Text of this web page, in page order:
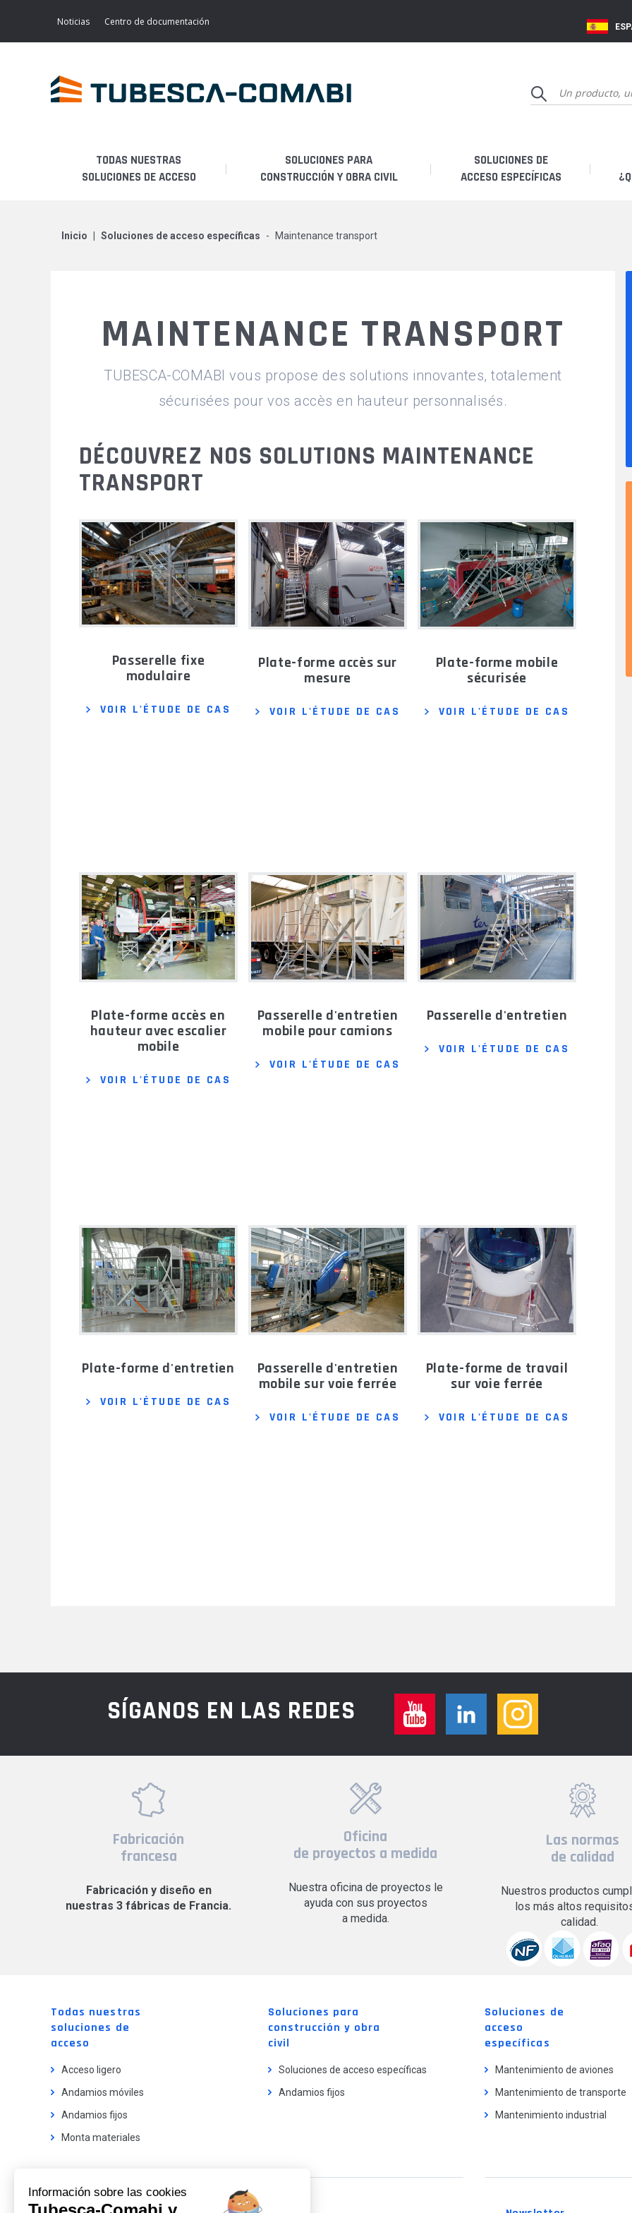
Noticias Centro de documentación
TODAS NUESTRAS
SOLUCIONES DE ACCESO
ACCESO LIGERO
MONTA MATERIALES
SOLUCIONES PARA
CONSTRUCCIÓN Y OBRA CIVIL
ANDAMIOS FIJOS
SOLUCIONES DE
ACCESO ESPECÍFICAS
transporte
inicio soluciones de acceso específicas maintenance transport
MAINTENANCE TRANSPORT
TUBESCA-COMABI vous propose des solutions innovantes, totalement
sécurisées pour vos accès en hauteur personnalisés.
DÉCOUVREZ NOS SOLUTIONS MAINTENANCE
TRANSPORT
passerelle fixe
modulaire
VOIR L'ÉTUDE DE CAS
plate-forme accès sur
mesure
VOIR L'ÉTUDE DE CAS
plate-forme mobile
sécurisée
VOIR L'ÉTUDE DE CAS
plate-forme accès en
hauteur avec escalier
mobile
VOIR L'ÉTUDE DE CAS
passerelle d'entretien
mobile pour camions
VOIR L'ÉTUDE DE CAS
passerelle d'entretien
VOIR L'ÉTUDE DE CAS
plate-forme d'entretien
VOIR L'ÉTUDE DE CAS
passerelle d'entretien
mobile sur voie ferrée
VOIR L'ÉTUDE DE CAS
plate-forme de travail
sur voie ferrée
VOIR L'ÉTUDE DE CAS
SÍGANOS EN LAS REDES
Fabricación
francesa
Fabricación y diseño en
nuestras 3 fábricas de Francia.
Oficina
de proyectos a medida
Nuestra oficina de proyectos le
ayuda con sus proyectos
a medida.
Las normas
de calidad
Nuestros productos
los más altos
calidad.
Todas nuestras
soluciones de
acceso
Acceso ligero
Andamios móviles
Andamios fijos
Monta materiales
Soluciones para
construcción y obra
civil
Soluciones de acceso específicas
Andamios fijos
Soluciones de
acceso
específicas
Mantenimiento de aviones
Mantenimiento de transporte
Mantenimiento industrial
Información sobre las cookies